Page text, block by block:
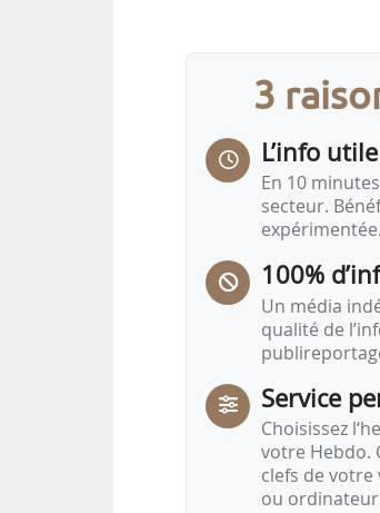
Il était auditionné
paysanne, Bertrand
3
L’info
En 10
secteur.
expérimentée.
100%
Un média
qualité de
Service
Choisissez
votre Hebdo.
clefs de
ou